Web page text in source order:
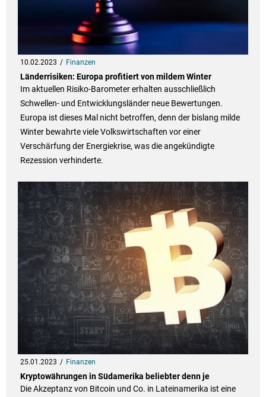
10.02.2023 Finanzen
Länderrisiken: Europa profitiert von mildem Winter
Im aktuellen Risiko-Barometer erhalten ausschließlich
Schwellen- und Entwicklungsländer neue Bewertungen.
Europa ist dieses Mal nicht betroffen, denn der bislang milde
Winter bewahrte viele Volkswirtschaften vor einer
Verschärfung der Energiekrise, was die angekündigte
Rezession verhinderte.
25.01.2023 Finanzen
Kryptowährungen in Südamerika beliebter denn je
Die Akzeptanz von Bitcoin und Co. in Lateinamerika ist eine